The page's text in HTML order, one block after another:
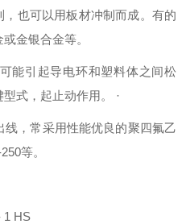
也可以用板材冲制而成。有的
金银合金等。
能引起导电环和塑料体之间松
式，起止动作用。 ·
，常采用性能优良的聚四氟乙
等。
1 HS